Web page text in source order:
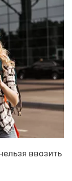
ввозить